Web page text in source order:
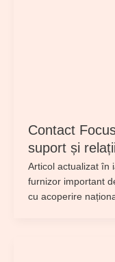
Contact
suport și
Articol actualizat în
furnizor important
cu acoperire